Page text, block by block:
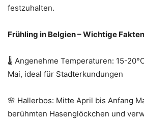
festzuhalten.
Frühling in Belgien – Wichtige Fakten
🌡️ Angenehme Temperaturen: 15-
Mai, ideal für Stadterkundungen
🌸 Hallerbos: Mitte April bis Anfang
berühmten Hasenglöckchen und